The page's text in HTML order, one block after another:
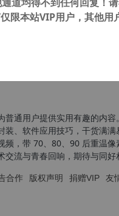
普通用户提供实用有趣的内容
装、软件应用技巧，干货满
频，带 70、80、90 后重温
交流与青春回响，期待与同好
合作 版权声明 捐赠VIP 友
限本站VIP用户，其他用